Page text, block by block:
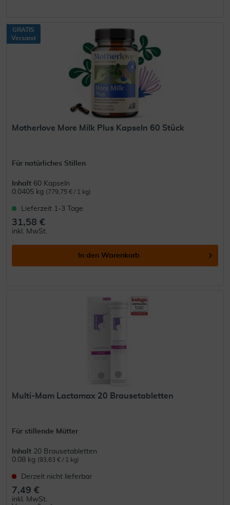
GRATIS
Versand
Motherlove More Milk Plus Kapseln 60 Stück
Für natürliches Stillen
Inhalt 60 Kapseln
0.0405 kg (779,75 € / 1 kg)
Lieferzeit 1-3 Tage
31,58 €
inkl. MwSt.
In den Warenkorb
Multi-Mam Lactamax 20 Brausetabletten
Für stillende Mütter
Inhalt 20 Brausetabletten
0.08 kg (93,63 € / 1 kg)
Derzeit nicht lieferbar
7,49 €
inkl. MwSt.